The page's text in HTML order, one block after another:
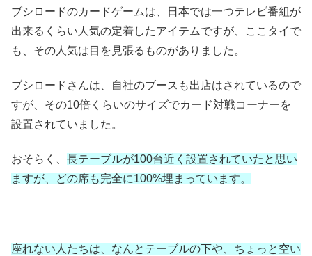
ブシロードのカードゲームは、日本では一つテレビ番組が
出来るくらい人気の定着したアイテムですが、ここタイで
も、その人気は目を見張るものがありました。
ブシロードさんは、自社のブースも出店はされているので
すが、その10倍くらいのサイズでカード対戦コーナーを
設置されていました。
おそらく、 長テーブルが100台近く設置されていたと思い
ますが、どの席も完全に100%埋まっています。
座れない人たちは、なんとテーブルの下や、ちょっと空い